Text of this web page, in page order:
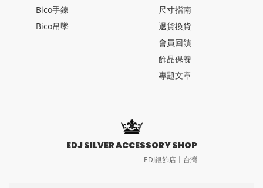
Bico手鍊
Bico吊墜
尺寸指南
退貨換貨
會員回饋
飾品保養
專題文章
EDJ SILVER ACCESSORY SHOP
EDJ銀飾店〡台灣